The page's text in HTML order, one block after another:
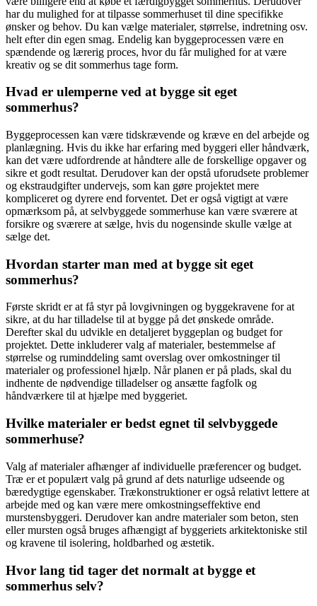
har du mulighed for at tilpasse sommerhuset til dine specifikke
ønsker og behov. Du kan vælge materialer, størrelse, indretning osv.
helt efter din egen smag. Endelig kan byggeprocessen være en
spændende og lærerig proces, hvor du får mulighed for at være
kreativ og se dit sommerhus tage form.
Hvad er ulemperne ved at bygge sit eget
sommerhus?
Byggeprocessen kan være tidskrævende og kræve en del arbejde og
planlægning. Hvis du ikke har erfaring med byggeri eller håndværk,
kan det være udfordrende at håndtere alle de forskellige opgaver og
sikre et godt resultat. Derudover kan der opstå uforudsete problemer
og ekstraudgifter undervejs, som kan gøre projektet mere
kompliceret og dyrere end forventet. Det er også vigtigt at være
opmærksom på, at selvbyggede sommerhuse kan være sværere at
forsikre og sværere at sælge, hvis du nogensinde skulle vælge at
sælge det.
Hvordan starter man med at bygge sit eget
sommerhus?
Første skridt er at få styr på lovgivningen og byggekravene for at
sikre, at du har tilladelse til at bygge på det ønskede område.
Derefter skal du udvikle en detaljeret byggeplan og budget for
projektet. Dette inkluderer valg af materialer, bestemmelse af
størrelse og ruminddeling samt overslag over omkostninger til
materialer og professionel hjælp. Når planen er på plads, skal du
indhente de nødvendige tilladelser og ansætte fagfolk og
håndværkere til at hjælpe med byggeriet.
Hvilke materialer er bedst egnet til selvbyggede
sommerhuse?
Valg af materialer afhænger af individuelle præferencer og budget.
Træ er et populært valg på grund af dets naturlige udseende og
bæredygtige egenskaber. Trækonstruktioner er også relativt lettere at
arbejde med og kan være mere omkostningseffektive end
murstensbyggeri. Derudover kan andre materialer som beton, sten
eller mursten også bruges afhængigt af byggeriets arkitektoniske stil
og kravene til isolering, holdbarhed og æstetik.
Hvor lang tid tager det normalt at bygge et
sommerhus selv?